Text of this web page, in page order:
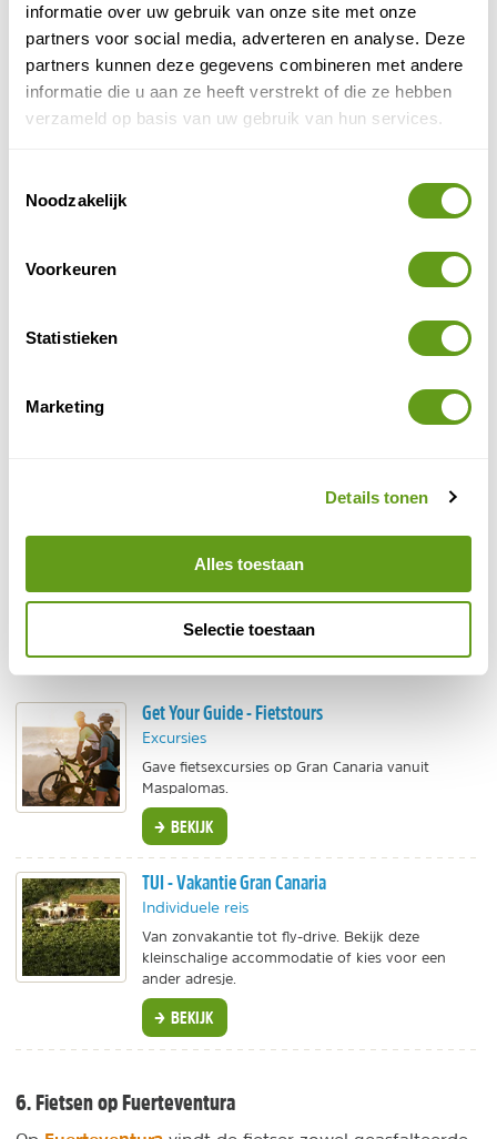
informatie over uw gebruik van onze site met onze
partners voor social media, adverteren en analyse. Deze
partners kunnen deze gegevens combineren met andere
informatie die u aan ze heeft verstrekt of die ze hebben
verzameld op basis van uw gebruik van hun services.
Noodzakelijk
Voorkeuren
Statistieken
Marketing
Details tonen
Alles toestaan
Selectie toestaan
© Bram de Vrind
Door rustige valleien, het betere klimwerk in de bergen
op dit Canarische Eiland? Fietsjournalist Bram de Vrind
© Naturescanner Hanneke
Get Your Guide - Fietstours
Excursies
Gave fietsexcursies op Gran Canaria vanuit
Maspalomas.
BEKIJK
TUI - Vakantie Gran Canaria
Individuele reis
Van zonvakantie tot fly-drive. Bekijk deze
kleinschalige accommodatie of kies voor een
ander adresje.
BEKIJK
6. Fietsen op Fuerteventura